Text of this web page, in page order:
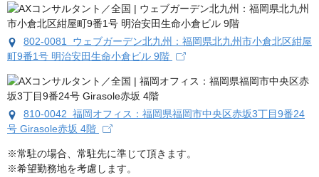
802-0081 ウェブガーデン北九州：福岡県北九州市小倉北区紺屋
町9番1号 明治安田生命小倉ビル 9階
810-0042 福岡オフィス：福岡県福岡市中央区赤坂3丁目9番24
号 Girasole赤坂 4階
※常駐の場合、常駐先に準じて頂きます。
※希望勤務地を考慮します。